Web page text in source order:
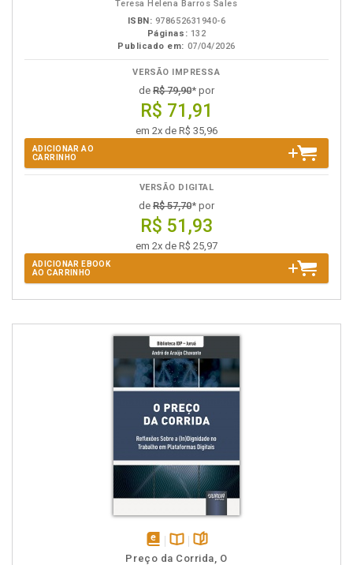
Teresa Helena Barros Sales
ISBN: 978652631940-6
Páginas: 132
Publicado em: 07/04/2026
VERSÃO IMPRESSA
de R$ 79,90* por
R$ 71,91
em 2x de R$ 35,96
ADICIONAR AO
CARRINHO
VERSÃO DIGITAL
de R$ 57,70* por
R$ 51,93
em 2x de R$ 25,97
ADICIONAR EBOOK
AO CARRINHO
disponível
Disponível
páginas
Preço da Corrida, O